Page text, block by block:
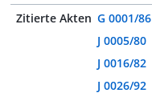
Zitierte Akten G 0001/86
J 0005/80
J 0016/82
J 0026/92